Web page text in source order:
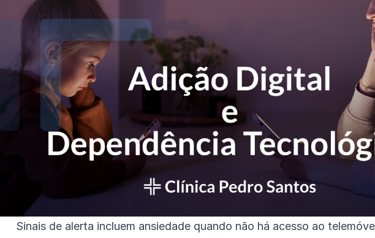
Sinais de alerta incluem ansiedade quando não há acesso ao